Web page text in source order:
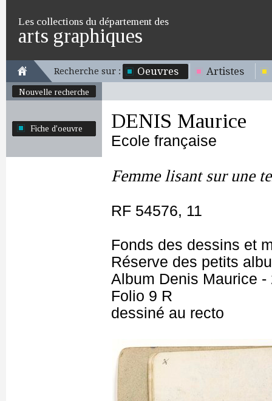
Les collections du département des
arts graphiques
Recherche sur : Oeuvres Artistes
Nouvelle recherche
Fiche d'oeuvre DENIS Maurice
Ecole française
Femme lisant sur une
RF 54576, 11
Fonds des dessins et
Réserve des petits
Album Denis Maurice -
Folio 9 R
dessiné au recto